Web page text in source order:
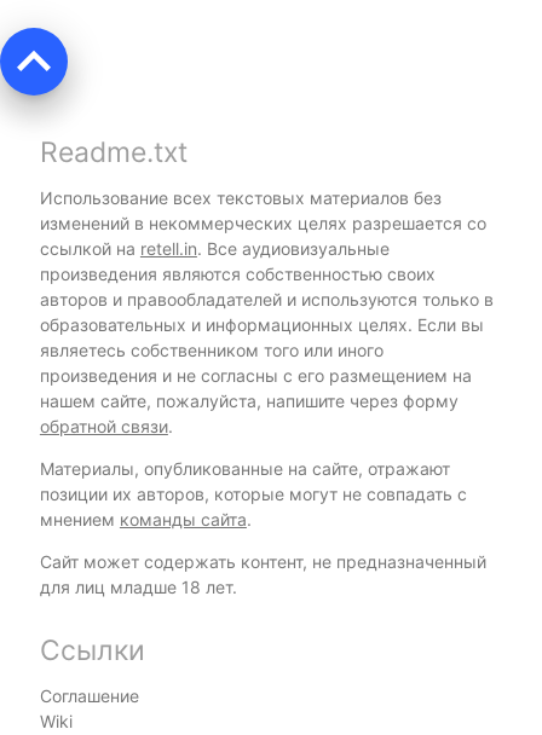
keyboard_arrow_up
Readme.txt
Использование всех текстовых материалов без
изменений в некоммерческих целях разрешается со
ссылкой на retell.in. Все аудиовизуальные
произведения являются собственностью своих
авторов и правообладателей и используются только в
образовательных и информационных целях. Если вы
являетесь собственником того или иного
произведения и не согласны с его размещением на
нашем сайте, пожалуйста, напишите через форму
обратной связи.
Материалы, опубликованные на сайте, отражают
позиции их авторов, которые могут не совпадать с
мнением команды сайта.
Сайт может содержать контент, не предназначенный
для лиц младше 18 лет.
Ссылки
Соглашение
Wiki